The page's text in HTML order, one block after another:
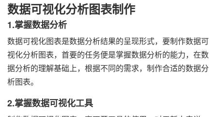
数据可视化分析图表制作
1.掌握数据分析
数据可视化图表是数据分析结果的呈现形式，要制作数据可
视化分析图表，首要的任务便是掌握数据分析的能力，在数
据分析的理解基础上，根据不同的需求，制作合适的数据分
析图表。
2.掌握数据可视化工具